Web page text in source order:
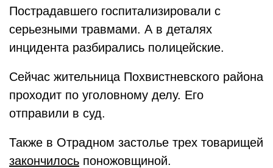
Пострадавшего госпитализировали с
серьезными травмами. А в деталях
инцидента разбирались полицейские.
Сейчас жительница Похвистневского района
проходит по уголовному делу. Его
отправили в суд.
Также в Отрадном застолье трех товарищей
закончилось поножовщиной.